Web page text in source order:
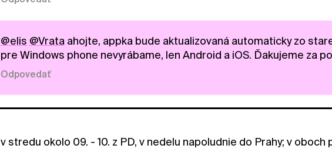
@elis @Vrata ahojte, appka bude aktualizovaná automaticky zo
pre Windows phone nevyrábame, len Android a iOS. Ďakujeme za
Odpovedať
v stredu okolo 09. - 10. z PD, v nedelu napoludnie do Prahy; v oboch